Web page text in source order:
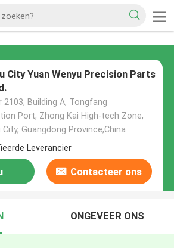
City Yuan Wenyu Precision Parts
2103, Building A, Tongfang
Port, Zhong Kai High-tech Zone,
City, Guangdong Province,China
Leverancier
Contacteer ons
ONGEVEER ONS